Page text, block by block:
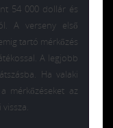
54 000 dollár és
A verseny első
tartó mérkőzés
A legjobb
Ha valaki
mérkőzéseket az